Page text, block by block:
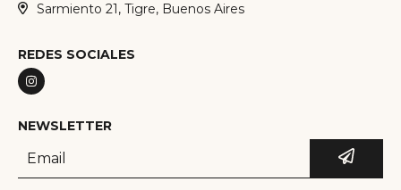
Sarmiento 21, Tigre, Buenos Aires
REDES SOCIALES
NEWSLETTER